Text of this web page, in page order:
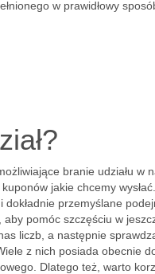
w prawidłowy
branie udziału w
jakie chcemy
przemyślane
aby pomóc szczęściu w
liczb, a następnie
z nich posiada obecnie
Dlatego też, warto